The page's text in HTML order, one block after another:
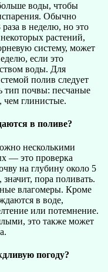
воды, чтобы
Обычно
раза в неделю, но это
растений,
систему, может
если это
воды. Для
полив следует
тип почвы: песчаные
чем глинистые.
в поливе?
несколькими
— это проверка
на глубину около 5
пора поливать.
влагомеры. Кроме
в воде,
или потемнение.
это также может
погоду?